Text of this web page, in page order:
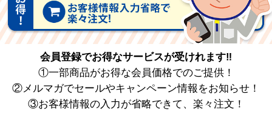
会員登録でお得なサービスが受けれます‼
①一部商品がお得な会員価格でのご提供！
②メルマガでセールやキャンペーン情報をお知らせ！
③お客様情報の入力が省略できて、楽々注文！